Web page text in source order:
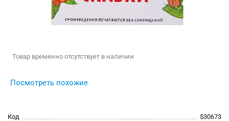
Товар временно отсутствует в наличии
Посмотреть похожие
Код
530673